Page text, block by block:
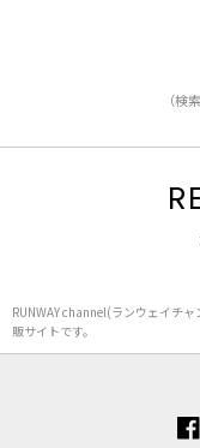
（検
RUNWAY channel(ランウェイチ
販サイトです。